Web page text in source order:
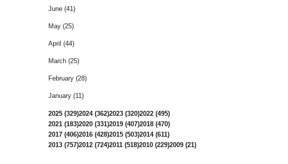
June (41)
May (25)
April (44)
March (25)
February (28)
January (11)
2025 (329)2024 (362)2023 (320)2022 (495)
2021 (183)2020 (331)2019 (407)2018 (470)
2017 (406)2016 (428)2015 (503)2014 (611)
2013 (757)2012 (724)2011 (518)2010 (229)2009 (21)